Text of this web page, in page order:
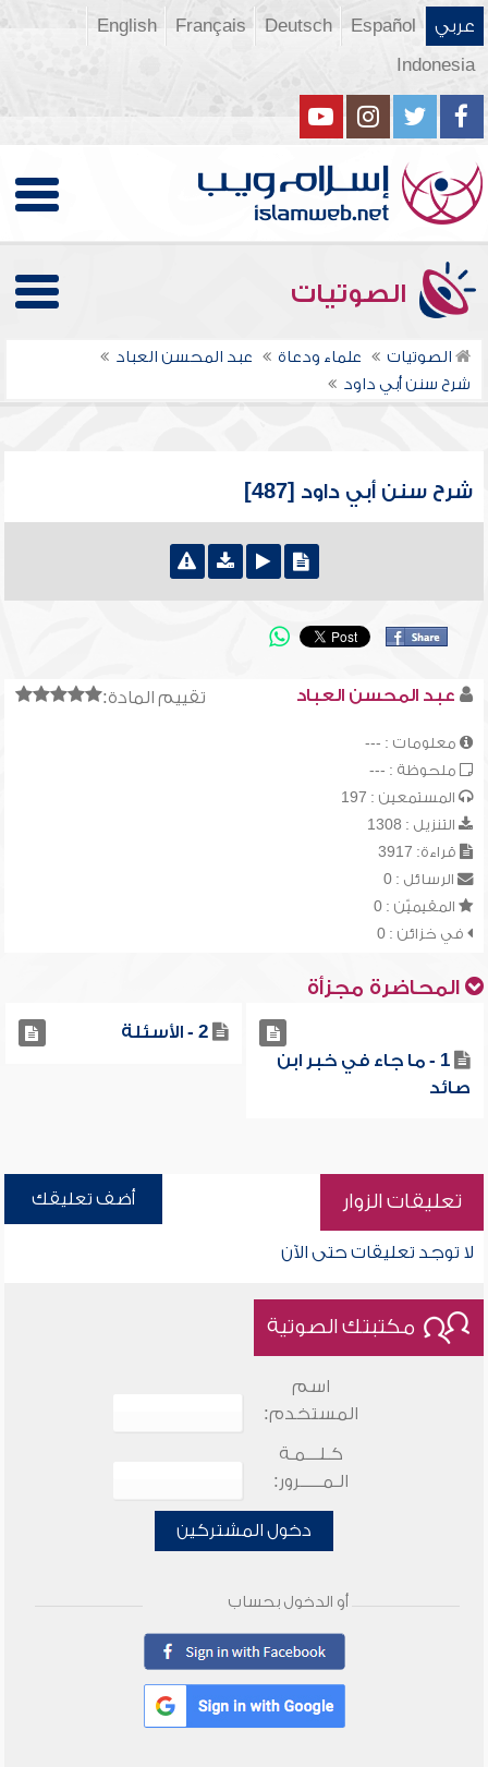
عربي Español
Deutsch
Français
English
Indonesia
الصوتيات
الصوتيات علماء ودعاة
عبد المحسن العباد
شرح سنن أبي داود
شرح سنن أبي داود [487]
تقييم المادة: عبد المحسن العباد
معلومات : ---
ملحوظة : ---
المستمعين : 197
التنزيل : 1308
قراءة: 3917
الرسائل : 0
المقيميّن : 0
في خزائن : 0
المحاضرة مجزأة
1 - ما جاء في خبر ابن
صائد
2 - الأسئلة
تعليقات الزوار أضف تعليقك
لا توجد تعليقات حتى الآن
مكتبتك الصوتية
اسم
المستخدم:
كـلـــمـة
الـمـــــرور:
دخول المشتركين
أو الدخول بحساب